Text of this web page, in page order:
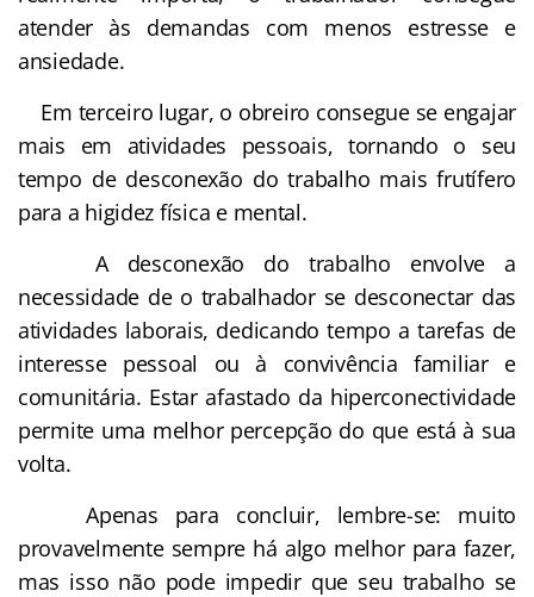
atender às demandas com menos estresse e
ansiedade.
Em terceiro lugar, o obreiro consegue se engajar
mais em atividades pessoais, tornando o seu
tempo de desconexão do trabalho mais frutífero
para a higidez física e mental.
A desconexão do trabalho envolve a
necessidade de o trabalhador se desconectar das
atividades laborais, dedicando tempo a tarefas de
interesse pessoal ou à convivência familiar e
comunitária. Estar afastado da hiperconectividade
permite uma melhor percepção do que está à sua
volta.
Apenas para concluir, lembre-se: muito
provavelmente sempre há algo melhor para fazer,
mas isso não pode impedir que seu trabalho se